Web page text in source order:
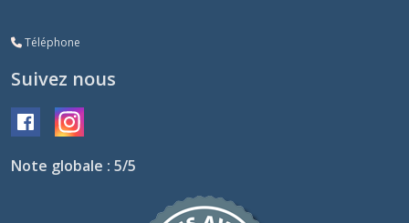
Téléphone
Suivez nous
Note globale : 5/5